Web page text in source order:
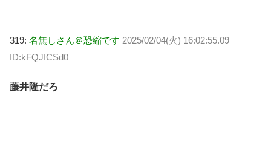
319: 名無しさん＠恐縮です 2025/02/04(火) 16:02:55.09
ID:kFQJICSd0
藤井隆だろ